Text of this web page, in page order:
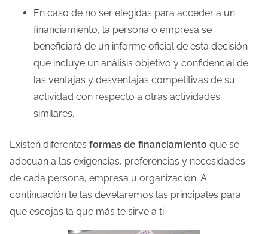
En caso de no ser elegidas para acceder a un
financiamiento, la persona o empresa se
beneficiará de un informe oficial de esta decisión
que incluye un análisis objetivo y confidencial de
las ventajas y desventajas competitivas de su
actividad con respecto a otras actividades
similares.
Existen diferentes formas de financiamiento que se
adecuan a las exigencias, preferencias y necesidades
de cada persona, empresa u organización. A
continuación te las develaremos las principales para
que escojas la que más te sirve a ti: